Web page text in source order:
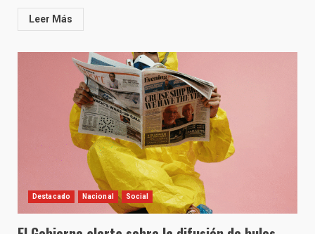
Leer Más
Destacado Nacional Social